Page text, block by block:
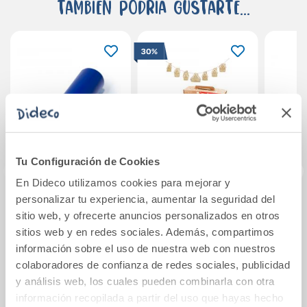
Tu Configuración de Cookies
En Dideco utilizamos cookies para mejorar y
personalizar tu experiencia, aumentar la seguridad del
sitio web, y ofrecerte anuncios personalizados en otros
sitios web y en redes sociales. Además, compartimos
información sobre el uso de nuestra web con nuestros
colaboradores de confianza de redes sociales, publicidad
y análisis web, los cuales pueden combinarla con otra
información recopilada a partir del uso que hayas hecho
También podría gustarte...
Papel charol azul
marino rollo 25hj.
50x65cm
Ver más
30%
DIY Christmas box
set 5
manualidades
Navidad
20,50€ 14,35€
Comprar